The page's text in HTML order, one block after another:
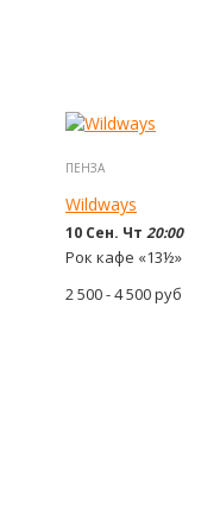
ПЕНЗА
Wildways
10 Сен. Чт 20:00
Рок кафе «13½»
2 500 - 4 500руб